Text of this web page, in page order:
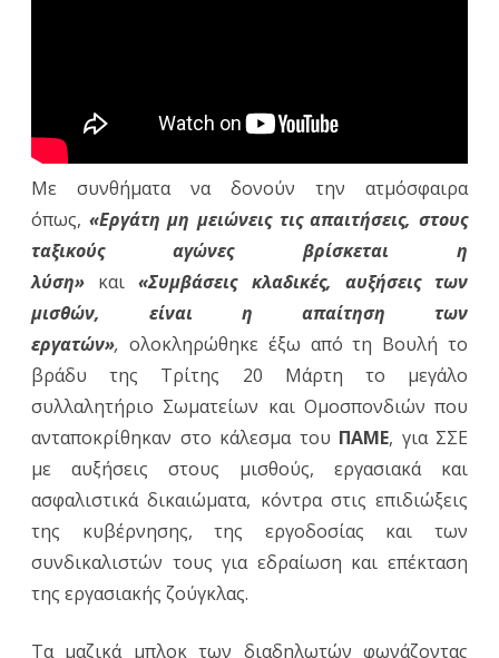
Με συνθήματα να δονούν την ατμόσφαιρα
όπως, «Εργάτη μη μειώνεις τις απαιτήσεις, στους
ταξικούς αγώνες βρίσκεται η
λύση» και«Συμβάσεις κλαδικές, αυξήσεις των
μισθών, είναι η απαίτηση των
εργατών», ολοκληρώθηκε έξω από τη Βουλή το
βράδυ της Τρίτης 20 Μάρτη το μεγάλο
συλλαλητήριο Σωματείων και Ομοσπονδιών που
ανταποκρίθηκαν στο κάλεσμα του ΠΑΜΕ, για ΣΣΕ
με αυξήσεις στους μισθούς, εργασιακά και
ασφαλιστικά δικαιώματα, κόντρα στις επιδιώξεις
της κυβέρνησης, της εργοδοσίας και των
συνδικαλιστών τους για εδραίωση και επέκταση
της εργασιακής ζούγκλας.
Τα μαζικά μπλοκ των διαδηλωτών φωνάζοντας